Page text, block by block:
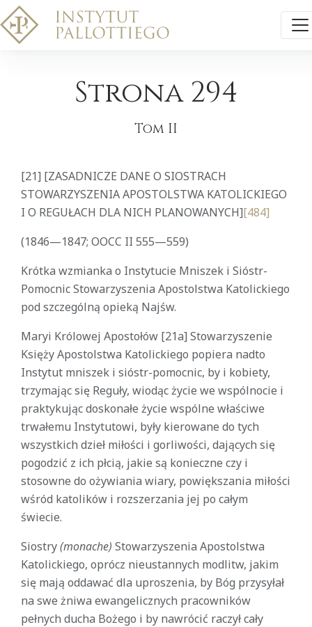
Strona 294
Tom II
[21] [ZASADNICZE DANE O SIOSTRACH
STOWARZYSZENIA APOSTOLSTWA KATOLICKIEGO
I O REGUŁACH DLA NICH PLANOWANYCH][484]
(1846—1847; OOCC II 555—559)
Krótka wzmianka o Instytucie Mniszek i Sióstr-
Pomocnic Stowarzyszenia Apostolstwa Katolickiego
pod szczególną opieką Najśw.
Maryi Królowej Apostołów [21a] Stowarzyszenie
Księży Apostolstwa Katolickiego popiera nadto
Instytut mniszek i sióstr-pomocnic, by i kobiety,
trzymając się Reguły, wiodąc życie we wspólnocie i
praktykując doskonałe życie wspólne właściwe
trwałemu Instytutowi, były kierowane do tych
wszystkich dzieł miłości i gorliwości, dających się
pogodzić z ich płcią, jakie są konieczne czy i
stosowne do ożywiania wiary, powiększania miłości
wśród katolików i rozszerzania jej po całym
świecie.
Siostry(monache) Stowarzyszenia Apostolstwa
Katolickiego, oprócz nieustannych modlitw, jakim
się mają oddawać dla uproszenia, by Bóg przysyłał
na swe żniwa ewangelicznych pracowników
pełnych ducha Bożego i by nawrócić raczył cały